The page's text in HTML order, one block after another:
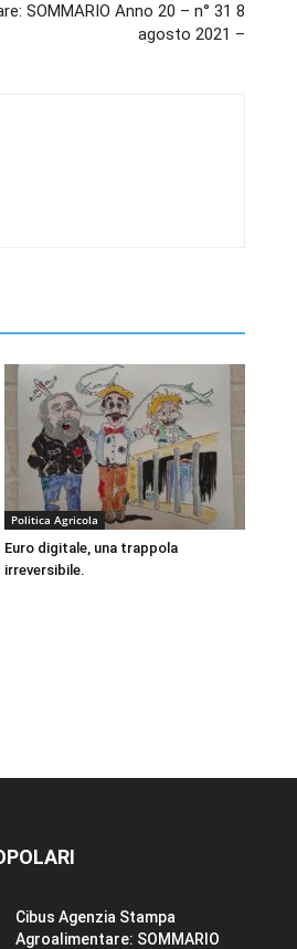
SOMMARIO Anno 20 – n° 31 8
agosto 2021 –
Politica Agricola
Euro digitale, una trappola
irreversibile.
Cibus Agenzia Stampa
Agroalimentare: SOMMARIO